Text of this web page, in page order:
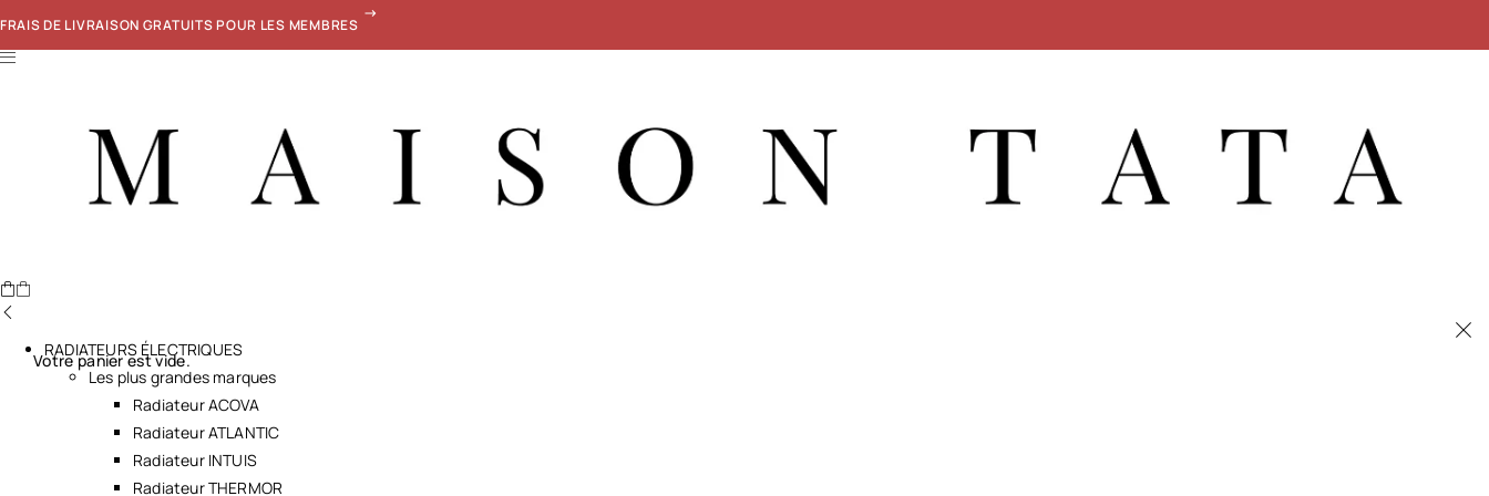
FRAIS DE LIVRAISON GRATUITS POUR LES MEMBRES
Votre panier est vide.
RADIATEURS ÉLECTRIQUES
Les plus grandes marques
Radiateur ACOVA
Radiateur ATLANTIC
Radiateur INTUIS
Radiateur THERMOR